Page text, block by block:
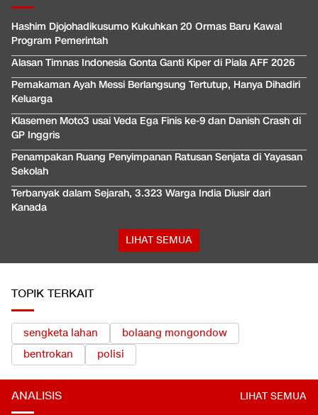
Hashim Djojohadikusumo Kukuhkan 20 Ormas Baru Kawal
Program Pemerintah
Alasan Timnas Indonesia Gonta Ganti Kiper di Piala AFF 2026
Pemakaman Ayah Messi Berlangsung Tertutup, Hanya Dihadiri
Keluarga
Klasemen Moto3 usai Veda Ega Finis ke-9 dan Danish Crash di
GP Inggris
Penampakan Ruang Penyimpanan Ratusan Senjata di Yayasan
Sekolah
Terbanyak dalam Sejarah, 3.323 Warga India Diusir dari
Kanada
LIHAT SEMUA
TOPIK TERKAIT
sengketa lahan
bolaang mongondow
bentrokan
polisi
ANALISIS LIHAT SEMUA